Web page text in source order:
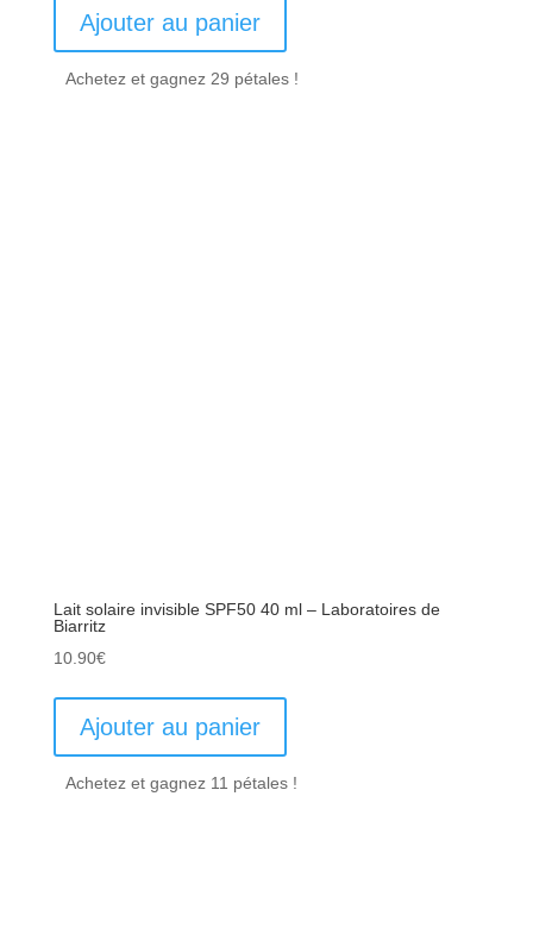
Ajouter au panier
Achetez et gagnez 29 pétales !
Lait solaire invisible SPF50 40 ml – Laboratoires de
Biarritz
10.90€
Ajouter au panier
Achetez et gagnez 11 pétales !